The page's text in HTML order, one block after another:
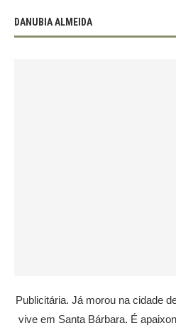
DANUBIA ALMEIDA
Publicitária. Já morou na cidade
vive em Santa Bárbara. É